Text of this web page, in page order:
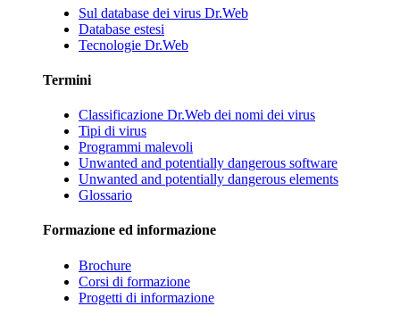
Sul database dei virus Dr.Web
Database estesi
Tecnologie Dr.Web
Termini
Classificazione Dr.Web dei nomi dei virus
Tipi di virus
Programmi malevoli
Unwanted and potentially dangerous software
Unwanted and potentially dangerous elements
Glossario
Formazione ed informazione
Brochure
Corsi di formazione
Progetti di informazione